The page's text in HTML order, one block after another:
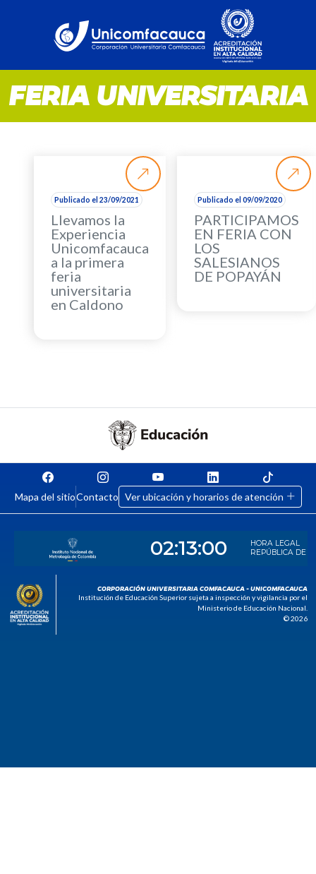
FERIA UNIVERSITARIA
Publicado el 23/09/2021
Llevamos la
Experiencia
Unicomfacauca
a la primera
feria
universitaria
en Caldono
Publicado el 09/09/2020
PARTICIPAMOS
EN FERIA CON
LOS
SALESIANOS
DE POPAYÁN
Mapa del sitioContacto Ver ubicación y horarios de atención
CORPORACIÓN UNIVERSITARIA COMFACAUCA - UNICOMFACAUCA
Institución de Educación Superior sujeta a inspección y vigilancia por el
Ministerio de Educación Nacional.
© 2026